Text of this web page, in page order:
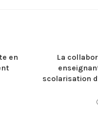
en
La
scolarisation